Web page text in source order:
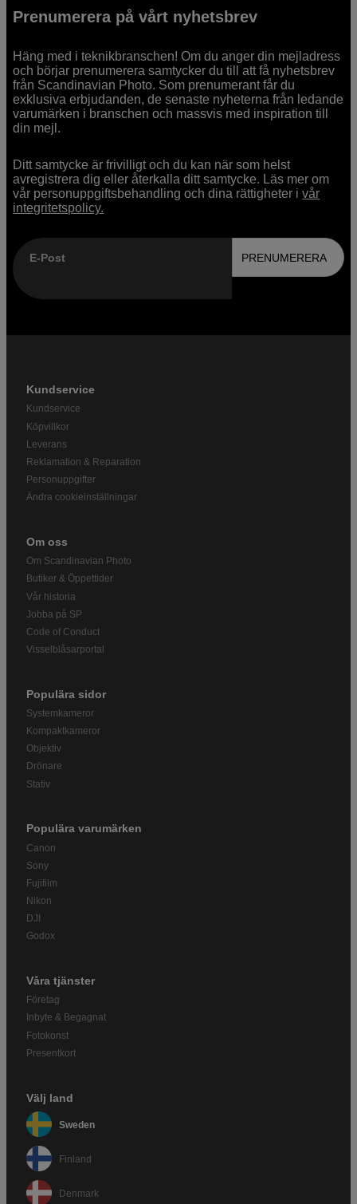
Prenumerera på vårt nyhetsbrev
Häng med i teknikbranschen! Om du anger din mejladress
och börjar prenumerera samtycker du till att få nyhetsbrev
från Scandinavian Photo. Som prenumerant får du
exklusiva erbjudanden, de senaste nyheterna från ledande
varumärken i branschen och massvis med inspiration till
din mejl.
Ditt samtycke är frivilligt och du kan när som helst
avregistrera dig eller återkalla ditt samtycke. Läs mer om
vår personuppgiftsbehandling och dina rättigheter ivår
integritetspolicy.
E-Post PRENUMERERA
Kundservice
Kundservice
Köpvillkor
Leverans
Reklamation & Reparation
Personuppgifter
Ändra cookieinställningar
Om oss
Om Scandinavian Photo
Butiker & Öppettider
Vår historia
Jobba på SP
Code of Conduct
Visselblåsarportal
Populära sidor
Systemkameror
Kompaktkameror
Objektiv
Drönare
Stativ
Populära varumärken
Canon
Sony
Fujifilm
Nikon
DJI
Godox
Våra tjänster
Företag
Inbyte & Begagnat
Fotokonst
Presentkort
Välj land
Sweden
Finland
Denmark